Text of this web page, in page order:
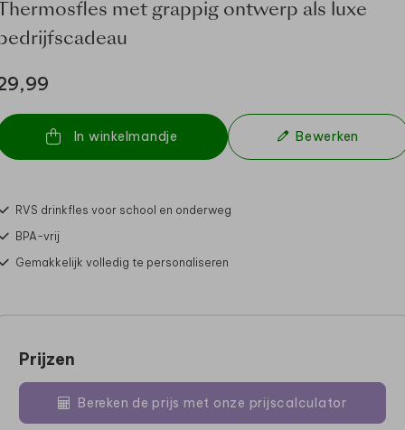
met grappig ontwerp als luxe
In winkelmandje Bewerken
RVS drinkfles voor school en onderweg
BPA-vrij
Gemakkelijk volledig te personaliseren
Prijzen
Bereken de prijs met onze prijscalculator